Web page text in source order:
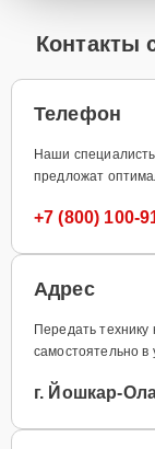
Контакты
Телефон
Наши
предложат
+7 (800) 100-
Адрес
Передать
самостоятельно в
г. Йошкар-